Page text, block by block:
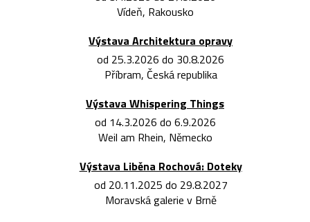
Vídeň, Rakousko
Výstava Architektura opravy
od 25.3.2026 do 30.8.2026
Příbram, Česká republika
Výstava Whispering Things
od 14.3.2026 do 6.9.2026
Weil am Rhein, Německo
Výstava Liběna Rochová: Doteky
od 20.11.2025 do 29.8.2027
Moravská galerie v Brně